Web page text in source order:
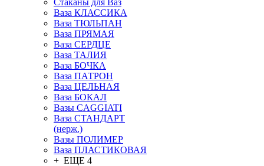
Стаканы для Ваз
Ваза КЛАССИКА
Ваза ТЮЛЬПАН
Ваза ПРЯМАЯ
Ваза СЕРДЦЕ
Ваза ТАЛИЯ
Ваза БОЧКА
Ваза ПАТРОН
Ваза ЦЕЛЬНАЯ
Ваза БОКАЛ
Вазы CAGGIATI
Ваза СТАНДАРТ
(нерж.)
Вазы ПОЛИМЕР
Ваза ПЛАСТИКОВАЯ
+ ЕЩЕ 4